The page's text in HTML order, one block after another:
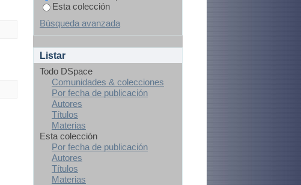
Esta colección
Búsqueda avanzada
Listar
Todo DSpace
Comunidades & colecciones
Por fecha de publicación
Autores
Títulos
Materias
Esta colección
Por fecha de publicación
Autores
Títulos
Materias